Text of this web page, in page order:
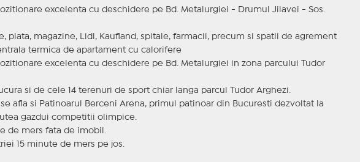
excelenta cu deschidere pe Bd. Metalurgiei - Drumul Jilavei - Sos.
piata, magazine, Lidl, Kaufland, spitale, farmacii, precum si spatii de agrement
termica de apartament cu calorifere
excelenta cu deschidere pe Bd. Metalurgiei in zona parcului Tudor
si de cele 14 terenuri de sport chiar langa parcul Tudor Arghezi.
afla si Patinoarul Berceni Arena, primul patinoar din Bucuresti dezvoltat la
gazdui competitii olimpice.
de mers fata de imobil.
15 minute de mers pe jos.